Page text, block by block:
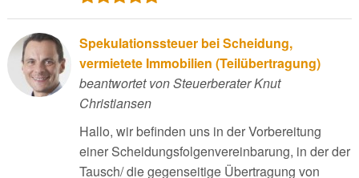
Spekulationssteuer bei Scheidung,
vermietete Immobilien (Teilübertragung)
beantwortet von Steuerberater Knut
Christiansen
Hallo, wir befinden uns in der Vorbereitung
einer Scheidungsfolgenvereinbarung, in der der
Tausch/ die gegenseitige Übertragung von